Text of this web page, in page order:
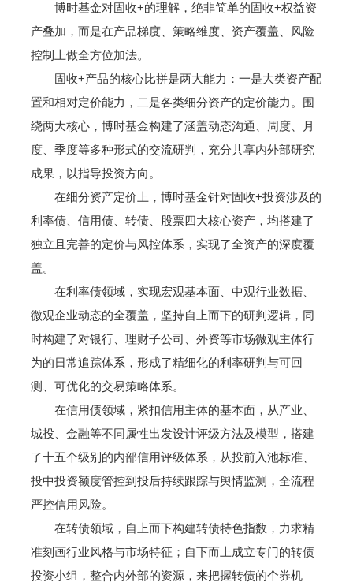
博时基金对固收+的理解，绝非简单的固收+权益资
产叠加，而是在产品梯度、策略维度、资产覆盖、风险
控制上做全方位加法。
固收+产品的核心比拼是两大能力：一是大类资产配
置和相对定价能力，二是各类细分资产的定价能力。围
绕两大核心，博时基金构建了涵盖动态沟通、周度、月
度、季度等多种形式的交流研判，充分共享内外部研究
成果，以指导投资方向。
在细分资产定价上，博时基金针对固收+投资涉及的
利率债、信用债、转债、股票四大核心资产，均搭建了
独立且完善的定价与风控体系，实现了全资产的深度覆
盖。
在利率债领域，实现宏观基本面、中观行业数据、
微观企业动态的全覆盖，坚持自上而下的研判逻辑，同
时构建了对银行、理财子公司、外资等市场微观主体行
为的日常追踪体系，形成了精细化的利率研判与可回
测、可优化的交易策略体系。
在信用债领域，紧扣信用主体的基本面，从产业、
城投、金融等不同属性出发设计评级方法及模型，搭建
了十五个级别的内部信用评级体系，从投前入池标准、
投中投资额度管控到投后持续跟踪与舆情监测，全流程
严控信用风险。
在转债领域，自上而下构建转债特色指数，力求精
准刻画行业风格与市场特征；自下而上成立专门的转债
投资小组，整合内外部的资源，来把握转债的个券机